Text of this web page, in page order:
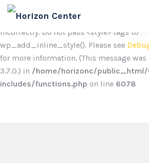
Notice: Function wp_add_inline_style
incorrectly. Do not pass <style> tags to
wp_add_inline_style(). Please see
for more information. (This message
3.7.0.) in /home/horizonc/public_html/
includes/functions.php on line 6078